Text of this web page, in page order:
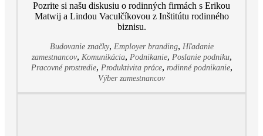
Pozrite si našu diskusiu o rodinných firmách s Erikou
Matwij a Lindou Vaculčíkovou z Inštitútu rodinného
biznisu.
Budovanie značky, Employer branding, Hľadanie
zamestnancov, Komunikácia, Podnikanie, Poslanie podniku,
Pracovné prostredie, Produktivita práce, rodinné podnikanie,
Výber zamestnancov